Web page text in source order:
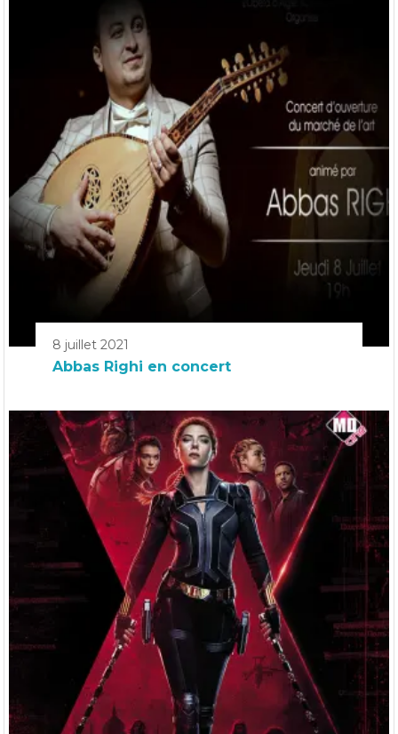
8 juillet 2021
Abbas Righi en concert